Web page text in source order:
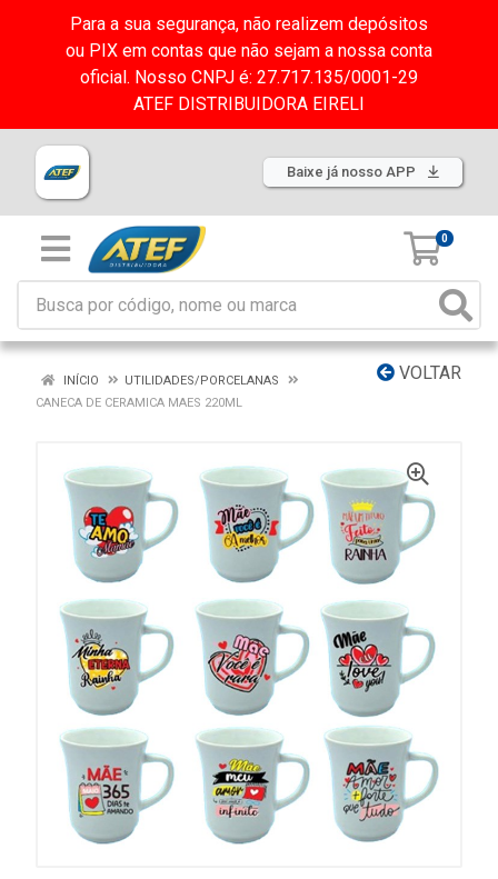
Para a sua segurança, não realizem depósitos
ou PIX em contas que não sejam a nossa conta
oficial. Nosso CNPJ é: 27.717.135/0001-29
ATEF DISTRIBUIDORA EIRELI
Baixe já nosso APP
0
VOLTAR
INÍCIO
UTILIDADES/PORCELANAS
CANECA DE CERAMICA MAES 220ML